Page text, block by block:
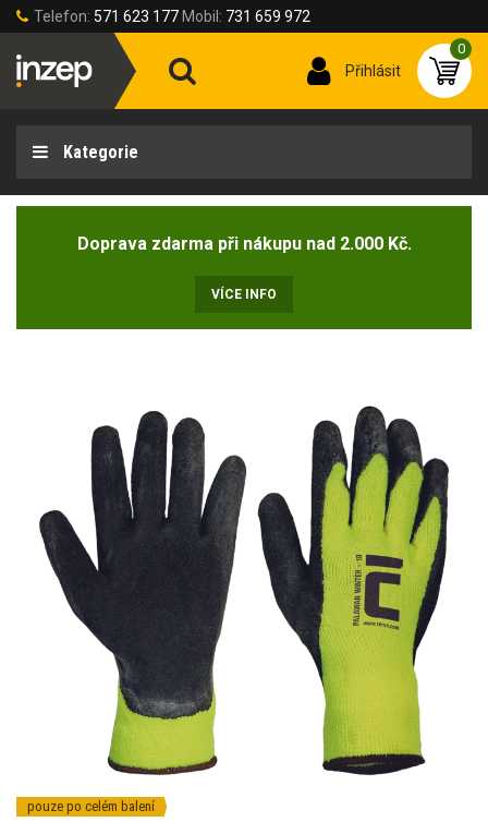
Telefon: 571 623 177 Mobil: 731 659 972
Přihlásit
0
Kategorie
Doprava zdarma při nákupu nad 2.000 Kč.
VÍCE INFO
pouze po celém balení